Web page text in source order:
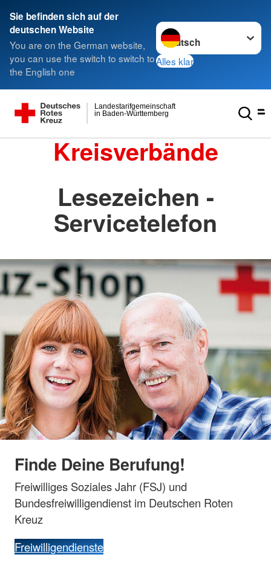
Sie befinden sich auf der
deutschen Website
You are on the German website,
you can use the switch to switch to
the English one
Sprache wechseln zu
Alles klar
in Baden-Württemberg
Landestarifgemeinschaft
Kreisverbände
Lesezeichen -
Servicetelefon
Finde Deine Berufung!
Freiwilliges Soziales Jahr (FSJ) und
Bundesfreiwilligendienst im Deutschen Roten
Kreuz
Freiwilligendienste